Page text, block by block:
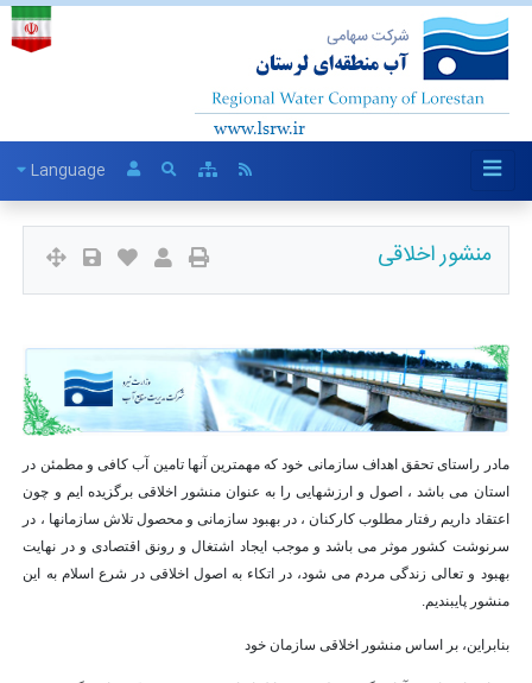
Language
منشور اخلاقی
مادر راستای تحقق اهداف سازمانی خود که مهمترین آنها تامین آب کافی و مطمئن در
استان می باشد ، اصول و ارزشهایی را به عنوان منشور اخلاقی برگزیده ایم و چون
اعتقاد داریم رفتار مطلوب کارکنان ، در بهبود سازمانی و محصول تلاش سازمانها ، در
سرنوشت کشور موثر می باشد و موجب ایجاد اشتغال و رونق اقتصادی و در نهایت
بهبود و تعالی زندگی مردم می شود، در اتکاء به اصول اخلاقی در شرع اسلام به این
منشور پایبندیم.
بنابراین، بر اساس منشور اخلاقی سازمان خود